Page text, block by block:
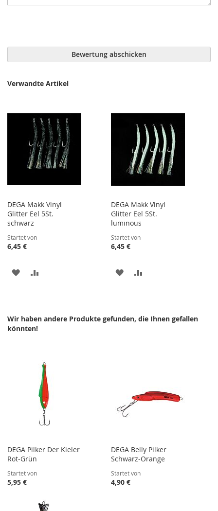
Bewertung abschicken
Verwandte Artikel
DEGA Makk Vinyl
Glitter Eel 5St.
schwarz
Startet von
6,45 €
ZUR
DEGA Makk Vinyl
Glitter Eel 5St.
luminous
Startet von
6,45 €
ZUR
Wir haben andere Produkte gefunden, die Ihnen gefallen
könnten!
DEGA Pilker Der Kieler
Rot-Grün
Startet von
5,95 €
DEGA Belly Pilker
Schwarz-Orange
Startet von
4,90 €